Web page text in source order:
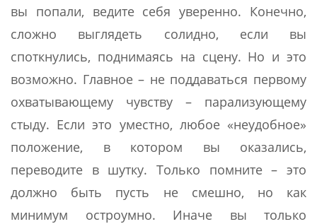
вы попали, ведите себя уверенно. Конечно,
сложно выглядеть солидно, если вы
споткнулись, поднимаясь на сцену. Но и это
возможно. Главное – не поддаваться первому
охватывающему чувству – парализующему
стыду. Если это уместно, любое «неудобное»
положение, в котором вы оказались,
переводите в шутку. Только помните – это
должно быть пусть не смешно, но как
минимум остроумно. Иначе вы только